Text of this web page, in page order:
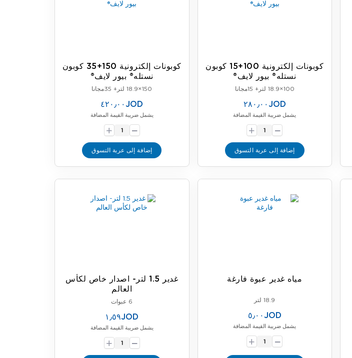
كوبونات إلكترونية 100+15 كوبون
نستله® بيور لايف®
100×18.9 لتر+ 15مجانا
٢٨٠٫٠٠JOD
يشمل ضريبة القيمة المضافة
-
+
إضافة إلى عربة التسوق
كوبونات إلكترونية 150+35 كوبون
نستله® بيور لايف®
150×18.9 لتر+ 35مجانا
٤٢٠٫٠٠JOD
يشمل ضريبة القيمة المضافة
-
+
إضافة إلى عربة التسوق
مياه غدير عبوة فارغة
18.9 لتر
٥٫٠٠JOD
يشمل ضريبة القيمة المضافة
-
+
غدير 1.5 لتر- اصدار خاص لكأس
العالم
6 عبوات
١٫٥٩JOD
يشمل ضريبة القيمة المضافة
-
+